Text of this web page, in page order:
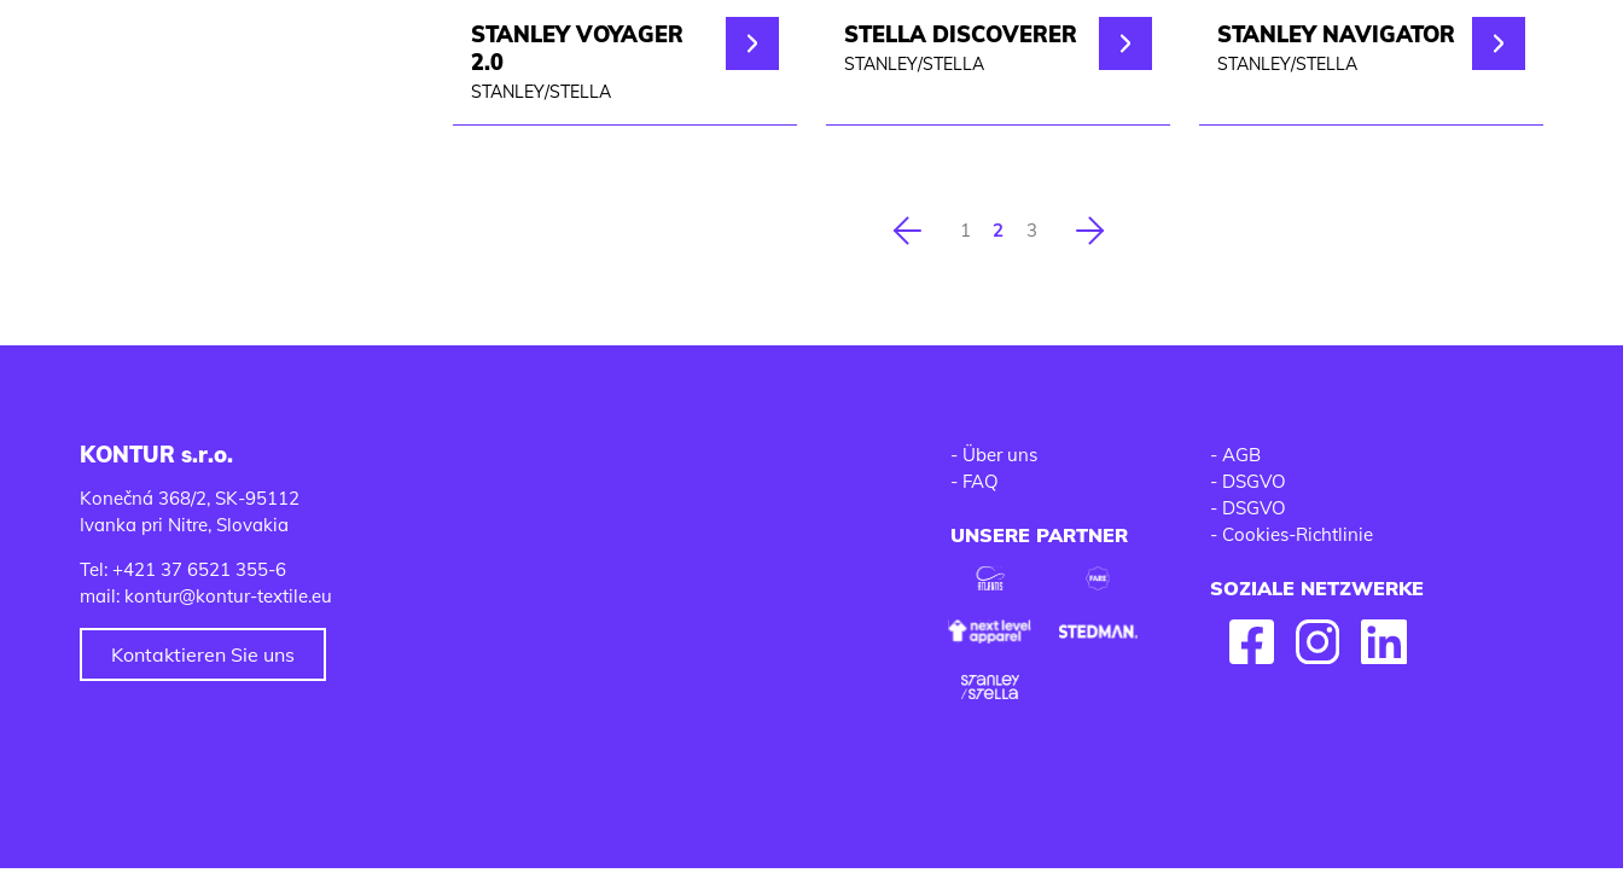
STANLEY VOYAGER
2.0
STANLEY/STELLA
STELLA DISCOVERER
STANLEY/STELLA
STANLEY NAVIGATOR
STANLEY/STELLA
Vorherige Nächste
1 2 3
KONTUR s.r.o.
Konečná 368/2, SK-95112
Ivanka pri Nitre, Slovakia
Tel: +421 37 6521 355-6
mail: kontur@kontur-textile.eu
Kontaktieren Sie uns
- Über uns
- FAQ
UNSERE PARTNER
- AGB
- DSGVO
- DSGVO
- Cookies-Richtlinie
SOZIALE NETZWERKE